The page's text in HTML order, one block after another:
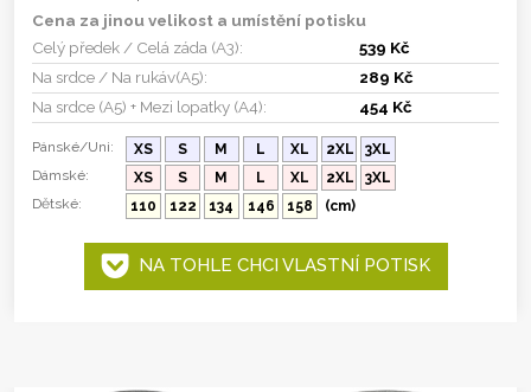
Cena za jinou velikost a umístění potisku
Celý předek / Celá záda (A3):
539 Kč
Na srdce / Na rukáv(A5):
289 Kč
Na srdce (A5) + Mezi lopatky (A4):
454 Kč
Pánské/Uni: XS S M L XL 2XL
3XL
Dámské:
XS S M L XL 2XL
3XL
Dětské:
110 122 134 146 158 (cm)
NA TOHLE CHCI VLASTNÍ POTISK